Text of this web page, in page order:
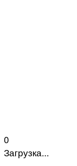
0
Загрузка...